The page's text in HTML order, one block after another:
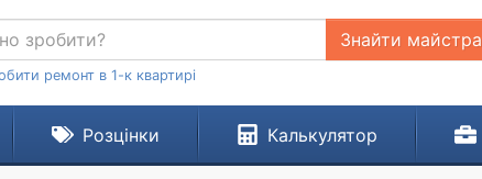
Знайти майстра
ремонт в 1-к квартирі
Розцінки Калькулятор